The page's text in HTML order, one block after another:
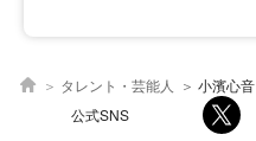
タレント・芸能人
小濱心音
公式SNS